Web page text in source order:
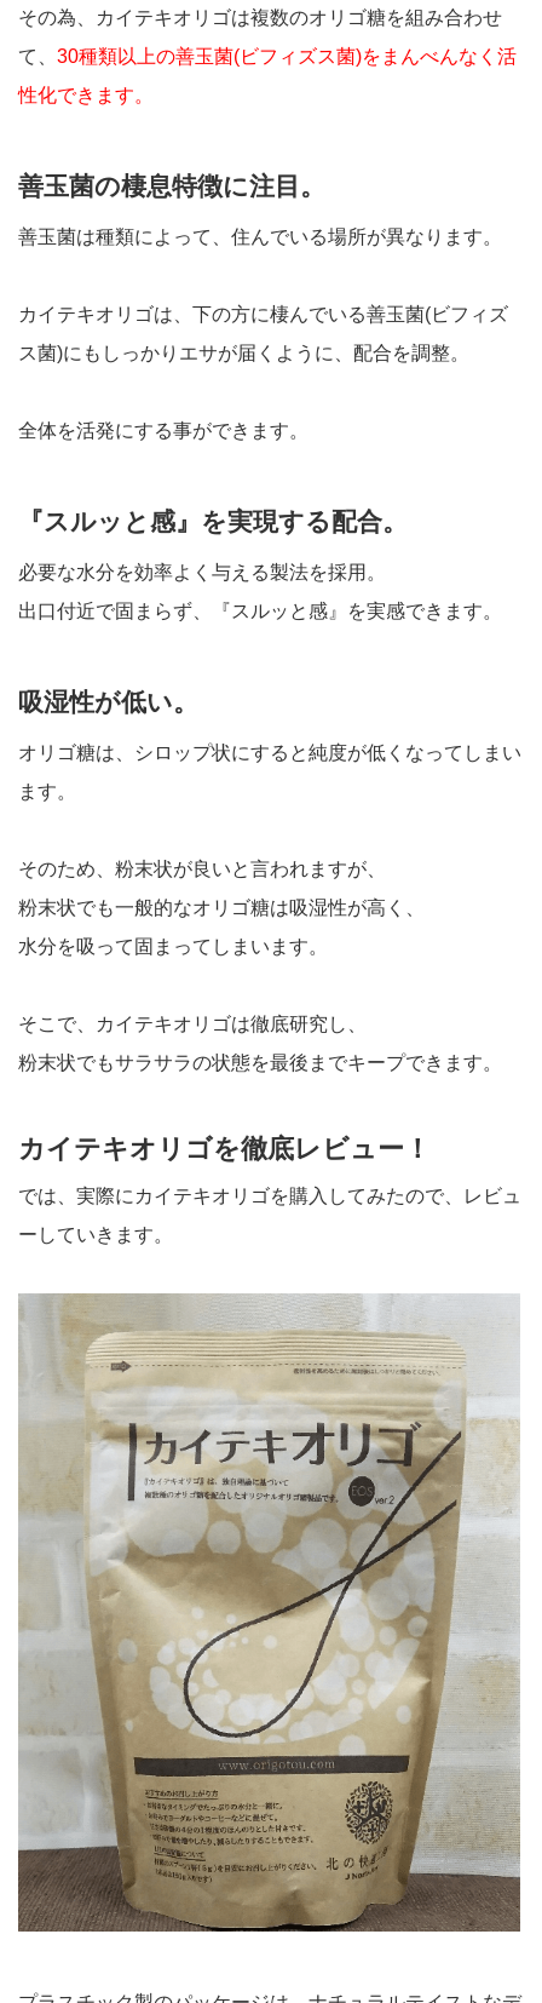
その為、カイテキオリゴは複数のオリゴ糖を組み合わせ
て、 30種類以上の善玉菌(ビフィズス菌)をまんべんなく活
性化できます。
善玉菌の棲息特徴に注目。
善玉菌は種類によって、住んでいる場所が異なります。
カイテキオリゴは、下の方に棲んでいる善玉菌(ビフィズ
ス菌)にもしっかりエサが届くように、配合を調整。
全体を活発にする事ができます。
『スルッと感』を実現する配合。
必要な水分を効率よく与える製法を採用。
出口付近で固まらず、『スルッと感』を実感できます。
吸湿性が低い。
オリゴ糖は、シロップ状にすると純度が低くなってしまい
ます。
そのため、粉末状が良いと言われますが、
粉末状でも一般的なオリゴ糖は吸湿性が高く、
水分を吸って固まってしまいます。
そこで、カイテキオリゴは徹底研究し、
粉末状でもサラサラの状態を最後までキープできます。
カイテキオリゴを徹底レビュー！
では、実際にカイテキオリゴを購入してみたので、レビュ
ーしていきます。